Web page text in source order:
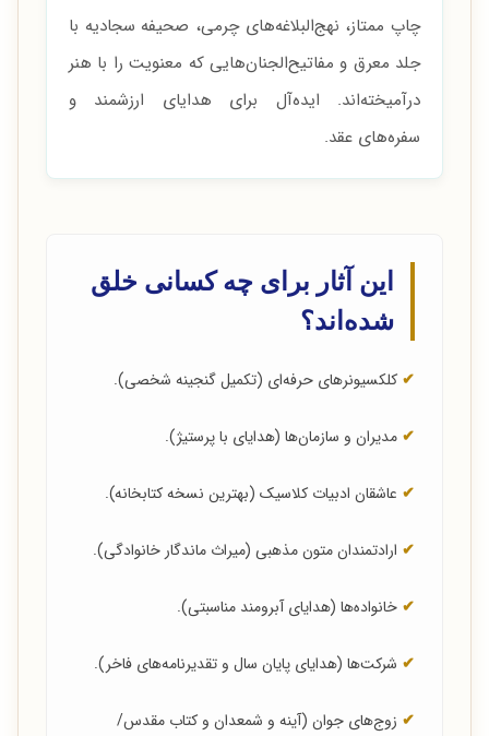
چاپ ممتاز، نهج‌البلاغه‌های چرمی، صحیفه سجادیه با
جلد معرق و مفاتیح‌الجنان‌هایی که معنویت را با هنر
درآمیخته‌اند. ایده‌آل برای هدایای ارزشمند و
سفره‌های عقد.
این آثار برای چه کسانی خلق
شده‌اند؟
✔ کلکسیونرهای حرفه‌ای (تکمیل گنجینه شخصی).
✔ مدیران و سازمان‌ها (هدایای با پرستیژ).
✔ عاشقان ادبیات کلاسیک (بهترین نسخه کتابخانه).
✔ ارادتمندان متون مذهبی (میراث ماندگار خانوادگی).
✔ خانواده‌ها (هدایای آبرومند مناسبتی).
✔ شرکت‌ها (هدایای پایان سال و تقدیرنامه‌های فاخر).
✔ زوج‌های جوان (آینه و شمعدان و کتاب مقدس/